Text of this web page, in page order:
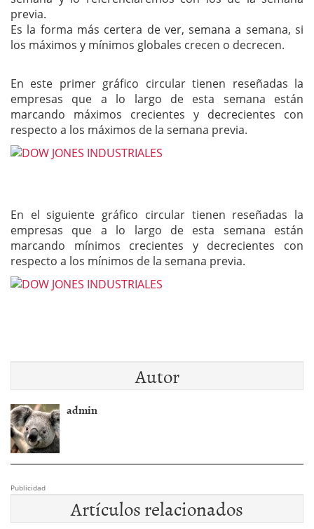
previa.
Es la forma más certera de ver, semana a semana, si
los máximos y mínimos globales crecen o decrecen.
En este primer gráfico circular tienen reseñadas la
empresas que a lo largo de esta semana están
marcando máximos crecientes y decrecientes con
respecto a los máximos de la semana previa.
En el siguiente gráfico circular tienen reseñadas la
empresas que a lo largo de esta semana están
marcando mínimos crecientes y decrecientes con
respecto a los mínimos de la semana previa.
Autor
admin
Publicidad
Artículos relacionados